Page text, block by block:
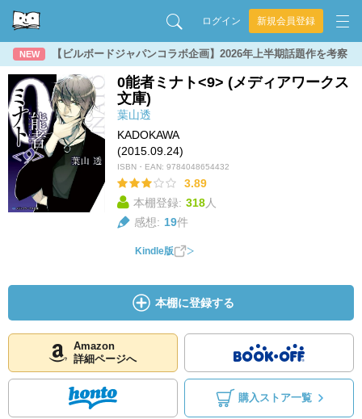
ログイン 新規会員登録
NEW 【ビルボードジャパンコラボ企画】2026年上半期話題作を考察
0能者ミナト<9> (メディアワークス
文庫)
葉山透
KADOKAWA
(2015.09.24)
ISBN・EAN: 9784048654432
3.89
本棚登録: 318人
感想: 19件
Kindle版
本棚に登録する
Amazon
詳細ページへ
購入ストア一覧